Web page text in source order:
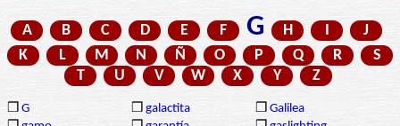
A B C D E F G H I
J
K
L M N Ñ O P Q R
S
T
U V W X Y Z
❒ G ❒ galactita ❒ Galilea